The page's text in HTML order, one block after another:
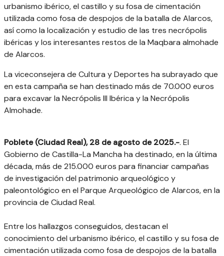
urbanismo ibérico, el castillo y su fosa de cimentación
utilizada como fosa de despojos de la batalla de Alarcos,
así como la localización y estudio de las tres necrópolis
ibéricas y los interesantes restos de la Maqbara almohade
de Alarcos.
La viceconsejera de Cultura y Deportes ha subrayado que
en esta campaña se han destinado más de 70.000 euros
para excavar la Necrópolis III Ibérica y la Necrópolis
Almohade.
Poblete (Ciudad Real), 28 de agosto de 2025.-. El
Gobierno de Castilla-La Mancha ha destinado, en la última
década, más de 215.000 euros para financiar campañas
de investigación del patrimonio arqueológico y
paleontológico en el Parque Arqueológico de Alarcos, en la
provincia de Ciudad Real.
Entre los hallazgos conseguidos, destacan el
conocimiento del urbanismo ibérico, el castillo y su fosa de
cimentación utilizada como fosa de despojos de la batalla